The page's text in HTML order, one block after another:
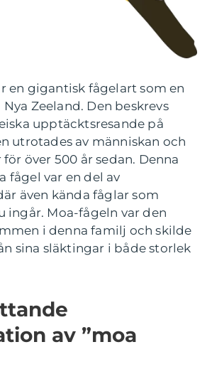
en gigantisk fågelart som en
Zeeland. Den beskrevs
upptäcktsresande på
utrotades av människan och
över 500 år sedan. Denna
fågel var en del av
även kända fåglar som
ingår. Moa-fågeln var den
i denna familj och skilde
sina släktingar i både storlek
av ”moa